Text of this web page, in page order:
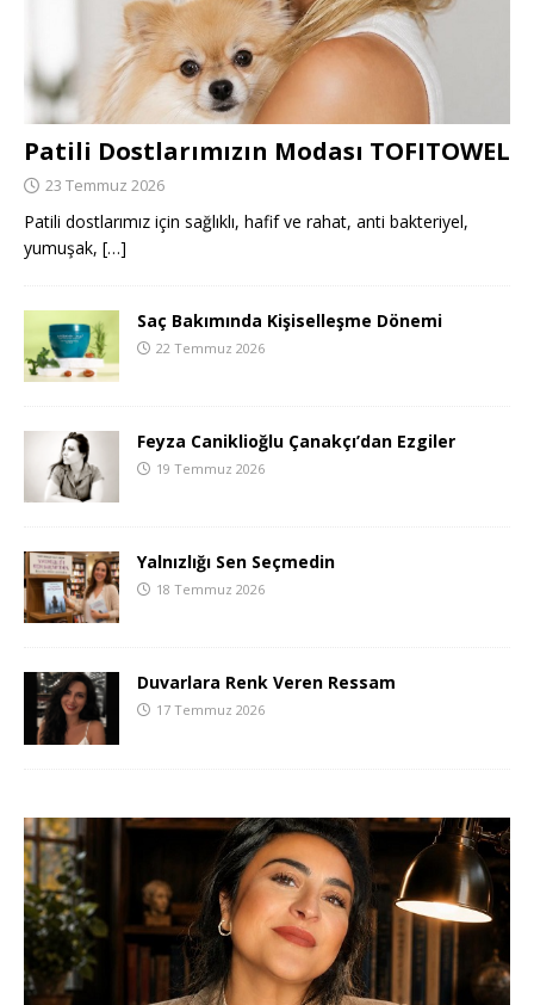
Patili Dostlarımızın Modası TOFITOWEL
23 Temmuz 2026
Patili dostlarımız için sağlıklı, hafif ve rahat, anti bakteriyel,
yumuşak, […]
Saç Bakımında Kişiselleşme Dönemi
22 Temmuz 2026
Feyza Caniklioğlu Çanakçı’dan Ezgiler
19 Temmuz 2026
Yalnızlığı Sen Seçmedin
18 Temmuz 2026
Duvarlara Renk Veren Ressam
17 Temmuz 2026